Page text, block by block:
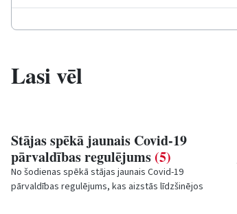
Lasi vēl
Stājas spēkā jaunais Covid-19
pārvaldības regulējums (5)
No šodienas spēkā stājas jaunais Covid-19
pārvaldības regulējums, kas aizstās līdzšinējos